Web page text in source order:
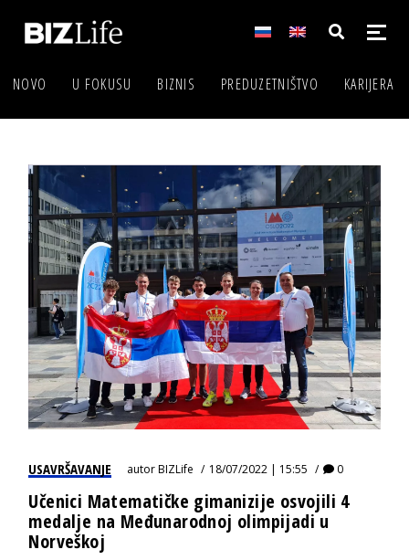
NOVO U FOKUSU BIZNIS PREDUZETNIŠTVO KARIJERA
USAVRŠAVANJE autorBIZLife 18/07/2022 | 15:55 0
Učenici Matematičke gimanizije osvojili 4
medalje na Međunarodnoj olimpijadi u
Norveškoj